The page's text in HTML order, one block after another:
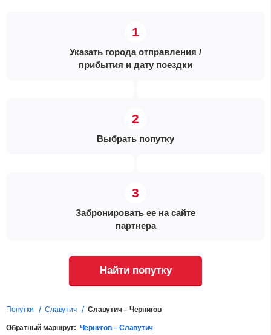
Указать города отправления /
прибытия и дату поездки
Выбрать попутку
Забронировать ее на сайте
партнера
Найти попутку
Попутки Славутич Славутич – Чернигов
Обратный маршрут: Чернигов – Славутич